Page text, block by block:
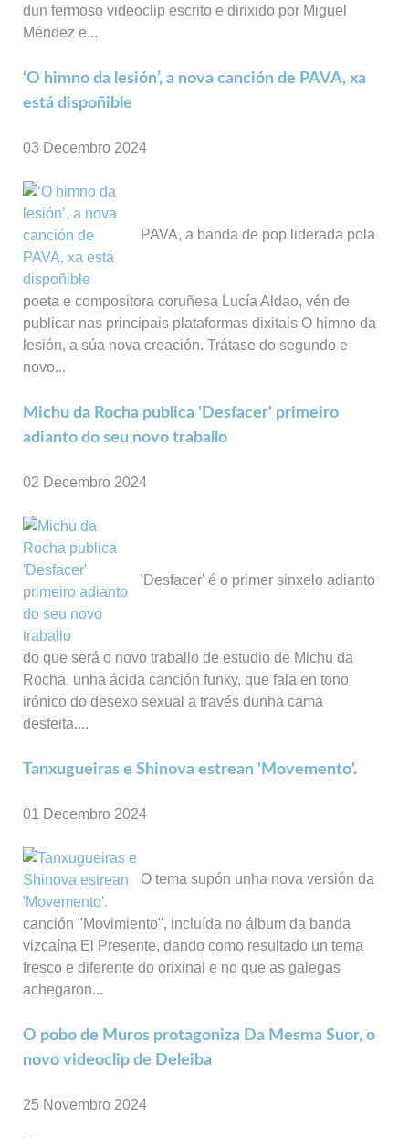
dun fermoso videoclip escrito e dirixido por Miguel
Méndez e...
‘O himno da lesión’, a nova canción de PAVA, xa
está dispoñible
03 Decembro 2024
PAVA, a banda de pop liderada pola
poeta e compositora coruñesa Lucía Aldao, vén de
publicar nas principais plataformas dixitais O himno da
lesión, a súa nova creación. Trátase do segundo e
novo...
Michu da Rocha publica 'Desfacer' primeiro
adianto do seu novo traballo
02 Decembro 2024
'Desfacer' é o primer sinxelo adianto
do que será o novo traballo de estudio de Michu da
Rocha, unha ácida canción funky, que fala en tono
irónico do desexo sexual a través dunha cama
desfeita....
Tanxugueiras e Shinova estrean 'Movemento'.
01 Decembro 2024
O tema supón unha nova versión da
canción "Movimiento", incluída no álbum da banda
vizcaína El Presente, dando como resultado un tema
fresco e diferente do orixinal e no que as galegas
achegaron...
O pobo de Muros protagoniza Da Mesma Suor, o
novo videoclip de Deleiba
25 Novembro 2024